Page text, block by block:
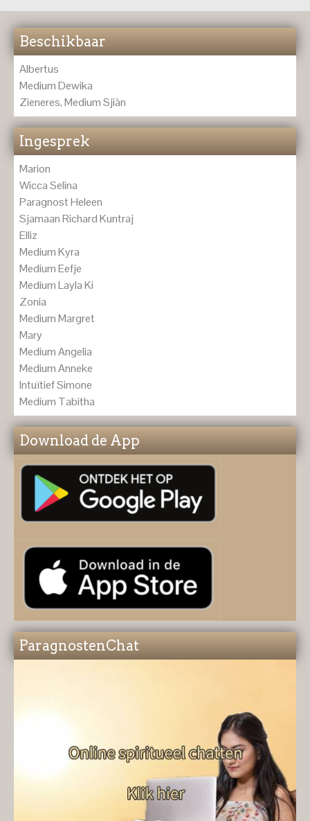
Beschikbaar
Albertus
Medium Dewika
Zieneres, Medium Sjiàn
Ingesprek
Marion
Wicca Selina
Paragnost Heleen
Sjamaan Richard Kuntraj
Elliz
Medium Kyra
Medium Eefje
Medium Layla Ki
Zonia
Medium Margret
Mary
Medium Angelia
Medium Anneke
Intuïtief Simone
Medium Tabitha
Download de App
ParagnostenChat